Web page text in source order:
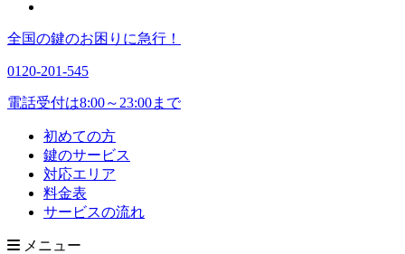
全国の鍵のお困りに急行！
0120-201-545
電話受付は8:00～23:00まで
初めての方
鍵のサービス
対応エリア
料金表
サービスの流れ
メニュー